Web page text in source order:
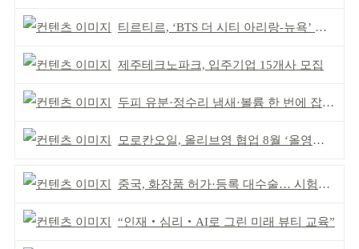
티르티르, ‘BTS 더 시티 아리랑-뉴욕’ 참여
제주테크노파크, 입주기업 15개사 모집
두피 유분·정수리 냄새·볼륨 한 번에 잡는다
모로칸오일, 올리브영 협업 8월 ‘올영픽’ 선정
중국, 화장품 허가·등록 대수술… 시험자료 공용 허용
“인재‧심리‧AI로 그린 미래 뷰티 교육”